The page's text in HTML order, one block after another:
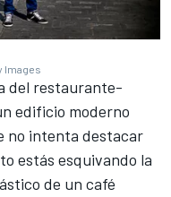
Images
del restaurante-
edificio moderno
no intenta destacar
estás esquivando la
de un café